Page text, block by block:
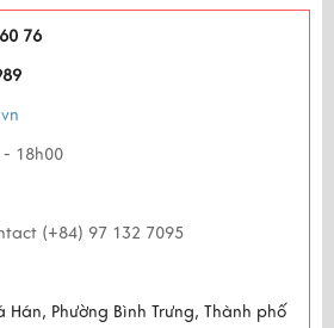
76
- 18h00
(+84) 97 132 7095
Hán, Phường Bình Trưng, Thành phố